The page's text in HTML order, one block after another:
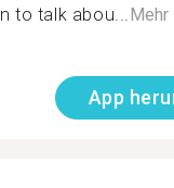
to talk abou...Mehr
App